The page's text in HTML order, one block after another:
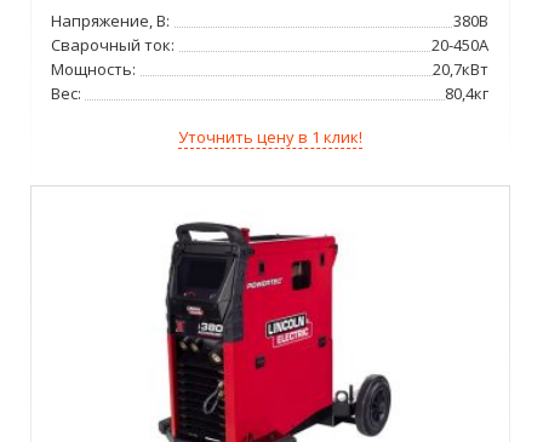
Напряжение, В:
380В
Сварочный ток:
20-450А
Мощность:
20,7кВт
Вес:
80,4кг
Уточнить цену в 1 клик!